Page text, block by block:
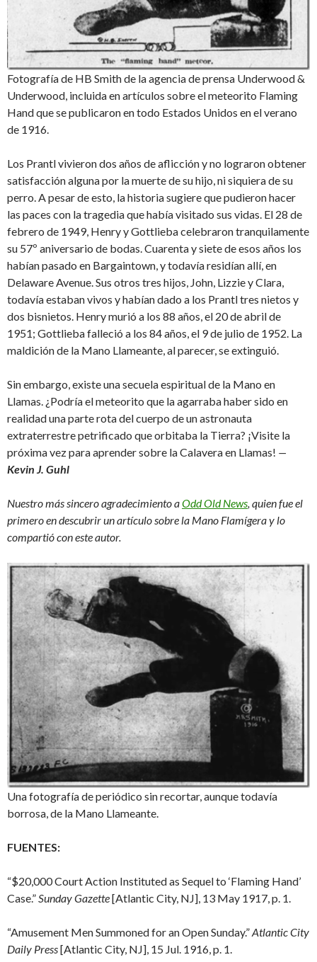
Fotografía de HB Smith de la agencia de prensa Underwood &
Underwood, incluida en artículos sobre el meteorito Flaming
Hand que se publicaron en todo Estados Unidos en el verano
de 1916.
Los Prantl vivieron dos años de aflicción y no lograron obtener
satisfacción alguna por la muerte de su hijo, ni siquiera de su
perro. A pesar de esto, la historia sugiere que pudieron hacer
las paces con la tragedia que había visitado sus vidas. El 28 de
febrero de 1949, Henry y Gottlieba celebraron tranquilamente
su 57º aniversario de bodas. Cuarenta y siete de esos años los
habían pasado en Bargaintown, y todavía residían allí, en
Delaware Avenue. Sus otros tres hijos, John, Lizzie y Clara,
todavía estaban vivos y habían dado a los Prantl tres nietos y
dos bisnietos. Henry murió a los 88 años, el 20 de abril de
1951; Gottlieba falleció a los 84 años, el 9 de julio de 1952. La
maldición de la Mano Llameante, al parecer, se extinguió.
Sin embargo, existe una secuela espiritual de la Mano en
Llamas. ¿Podría el meteorito que la agarraba haber sido en
realidad una parte rota del cuerpo de un astronauta
extraterrestre petrificado que orbitaba la Tierra? ¡Visite la
próxima vez para aprender sobre la Calavera en Llamas! —
Kevin J. Guhl
Nuestro más sincero agradecimiento aOdd Old News , quien fue el
primero en descubrir un artículo sobre la Mano Flamígera y lo
compartió con este autor.
Una fotografía de periódico sin recortar, aunque todavía
borrosa, de la Mano Llameante.
FUENTES:
“$20,000 Court Action Instituted as Sequel to ‘Flaming Hand’
Case.”Sunday Gazette[Atlantic City, NJ], 13 May 1917, p. 1.
“Amusement Men Summoned for an Open Sunday.”Atlantic City
Daily Press[Atlantic City, NJ], 15 Jul. 1916, p. 1.